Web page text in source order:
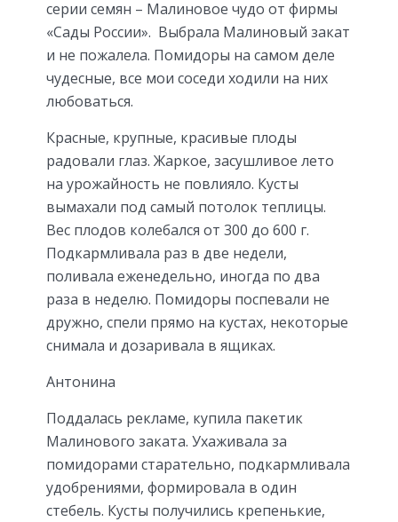
серии семян – Малиновое чудо от фирмы
«Сады России». Выбрала Малиновый закат
и не пожалела. Помидоры на самом деле
чудесные, все мои соседи ходили на них
любоваться.
Красные, крупные, красивые плоды
радовали глаз. Жаркое, засушливое лето
на урожайность не повлияло. Кусты
вымахали под самый потолок теплицы.
Вес плодов колебался от 300 до 600 г.
Подкармливала раз в две недели,
поливала еженедельно, иногда по два
раза в неделю. Помидоры поспевали не
дружно, спели прямо на кустах, некоторые
снимала и дозаривала в ящиках.
Антонина
Поддалась рекламе, купила пакетик
Малинового заката. Ухаживала за
помидорами старательно, подкармливала
удобрениями, формировала в один
стебель. Кусты получились крепенькие,